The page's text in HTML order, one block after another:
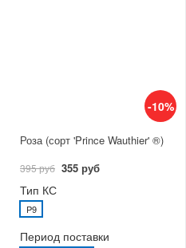
-10%
Роза (сорт 'Prince Wauthier' ®)
395 руб 355 руб
Тип КС
P9
Период поставки